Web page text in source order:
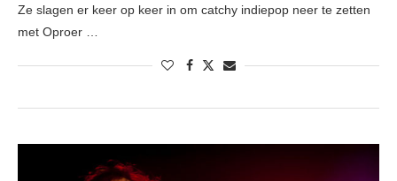
Ze slagen er keer op keer in om catchy indiepop neer te zetten
met Oproer …